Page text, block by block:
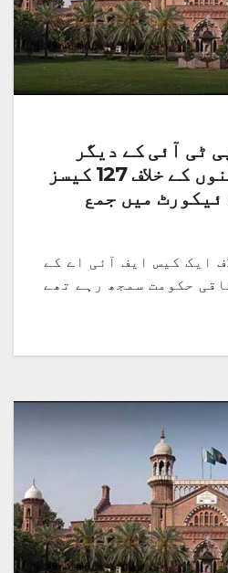
ٹی آئی کے دیگر
قائدین اور کارکنوں کے خلاف 127 کیسز
میں جمع
سلیم شیخ
ایک کیس ایف آئی اے کے
حکومت سمجھ رہے تھے